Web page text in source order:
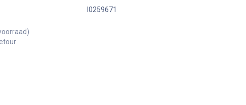
I0259671